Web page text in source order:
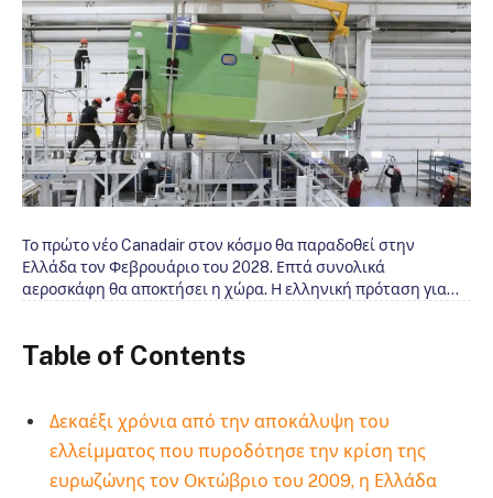
Το πρώτο νέο Canadair στον κόσμο θα παραδοθεί στην
Ελλάδα τον Φεβρουάριο του 2028. Επτά συνολικά
αεροσκάφη θα αποκτήσει η χώρα. Η ελληνική πρόταση για…
Table of Contents
Δεκαέξι χρόνια από την αποκάλυψη του
ελλείμματος που πυροδότησε την κρίση της
ευρωζώνης τον Οκτώβριο του 2009, η Ελλάδα